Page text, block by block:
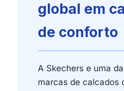
global em
de conforto
A Skechers e uma
marcas de calcados